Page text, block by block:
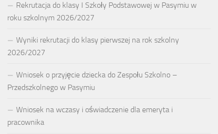
Rekrutacja do klasy I Szkoły Podstawowej w Pasymiu w
roku szkolnym 2026/2027
Wyniki rekrutacji do klasy pierwszej na rok szkolny
2026/2027
Wniosek o przyjęcie dziecka do Zespołu Szkolno –
Przedszkolnego w Pasymiu
Wniosek na wczasy i oświadczenie dla emeryta i
pracownika